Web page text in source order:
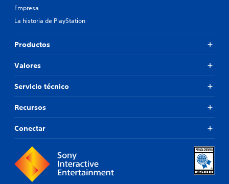
Empresa
La historia de PlayStation
Productos
Valores
Servicio técnico
Recursos
Conectar